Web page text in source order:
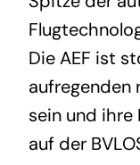
Die AEF ist
aufregenden
sein und ihre
auf der